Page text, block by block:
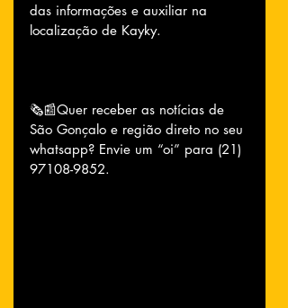
das informações e auxiliar na
localização de Kayky.
🗞📰Quer receber as notícias de
São Gonçalo e região direto no seu
whatsapp? Envie um “oi” para (21)
97108-9852.